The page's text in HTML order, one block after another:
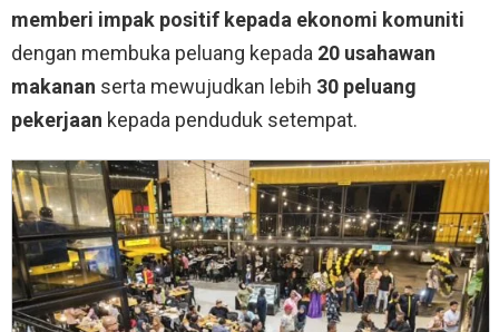
memberi impak positif kepada ekonomi komuniti
dengan membuka peluang kepada 20 usahawan
makanan serta mewujudkan lebih 30 peluang
pekerjaan kepada penduduk setempat.